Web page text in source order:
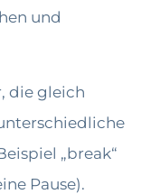
und
die gleich
„break“
Pause).